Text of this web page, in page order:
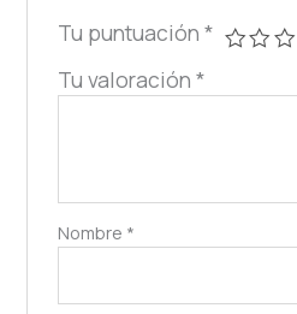
Tu puntuación *
Tu valoración *
Nombre *